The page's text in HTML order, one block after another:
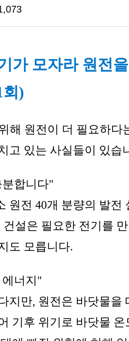
가 모자라 원전
회)
해 원전이 더 필요하다
고 있는 사실들이 있습
합니다"
원전 40개 분량의 발전
건설은 필요한 전기를
도 모릅니다.
너지"
지만, 원전은 바닷물을
기후 위기로 바닷물